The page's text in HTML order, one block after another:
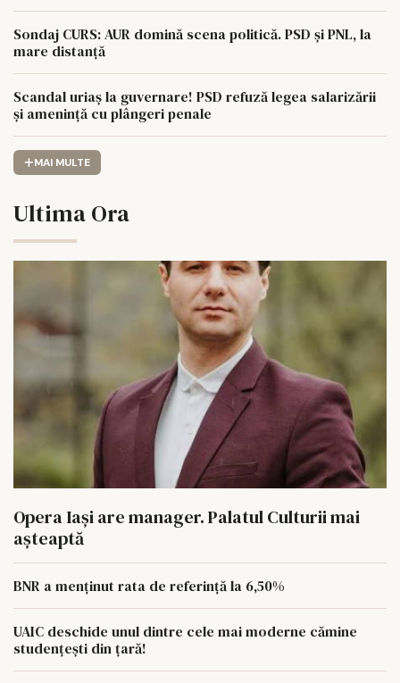
Sondaj CURS: AUR domină scena politică. PSD și PNL, la
mare distanță
Scandal uriaș la guvernare! PSD refuză legea salarizării
și amenință cu plângeri penale
MAI MULTE
Ultima Ora
Opera Iași are manager. Palatul Culturii mai
așteaptă
BNR a menținut rata de referință la 6,50%
UAIC deschide unul dintre cele mai moderne cămine
studențești din țară!